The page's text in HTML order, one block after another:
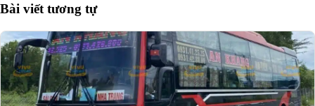
Bài viết tương tự